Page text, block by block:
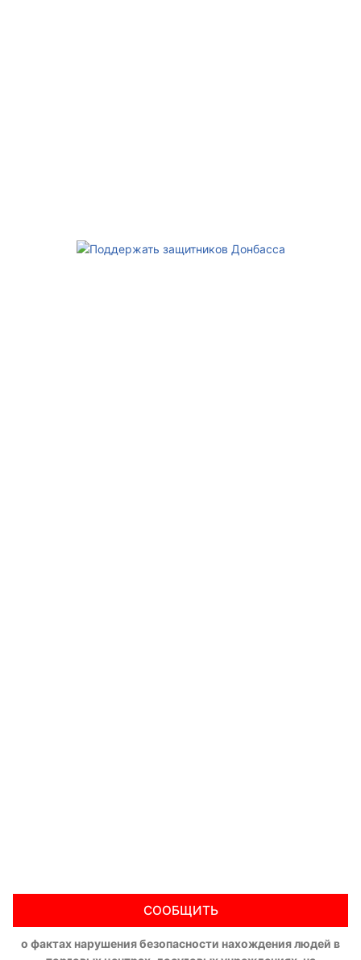
СООБЩИТЬ
о фактах нарушения безопасности нахождения людей в